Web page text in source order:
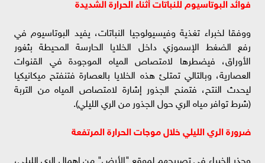
ووفقا لخبراء تغذية وفيسيولوجيا النباتات، يفيد البوتاسيوم في
رفع الضغط الإسموزي داخل الخلايا الحارسة المحيطة بثغور
الأوراق، فيضطرها لامتصاص المياه الموجودة في القنوات
العصارية، وبالتالي تمتلئ هذه الخلايا بالعصارة فتنفتح ميكانيكيا
ليحدث النتح، فتمنح الجذور إشارة لامتصاص المياه من التربة
(شرط توافر مياه الري حول الجذور من الري الليلي).
ضرورة الري الليلي خلال موجات الحرارة المرتفعة
وحذر الخبراء في تصريحهم لموقع "الأرض" من إهمال الري الليلي،